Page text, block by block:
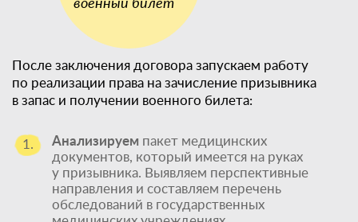
После заключения договора запускаем работу
по реализации права на зачисление призывника
в запас и получении военного билета:
1. Анализируем пакет медицинских
документов, который имеется на руках
у призывника. Выявляем перспективные
направления и составляем перечень
обследований в государственных